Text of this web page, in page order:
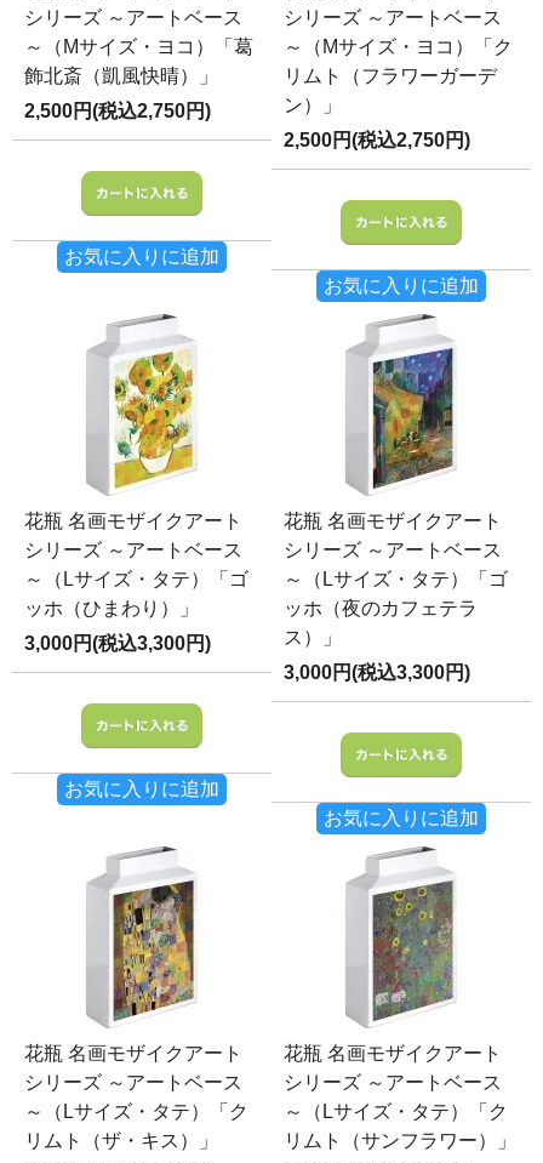
シリーズ ～アートベース
～（Mサイズ・ヨコ）「葛
飾北斎（凱風快晴）」
2,500円(税込2,750円)
お気に入りに追加
シリーズ ～アートベース
～（Mサイズ・ヨコ）「ク
リムト（フラワーガーデ
ン）」
2,500円(税込2,750円)
お気に入りに追加
花瓶 名画モザイクアート
シリーズ ～アートベース
～（Lサイズ・タテ）「ゴ
ッホ（ひまわり）」
3,000円(税込3,300円)
お気に入りに追加
花瓶 名画モザイクアート
シリーズ ～アートベース
～（Lサイズ・タテ）「ゴ
ッホ（夜のカフェテラ
ス）」
3,000円(税込3,300円)
お気に入りに追加
花瓶 名画モザイクアート
シリーズ ～アートベース
～（Lサイズ・タテ）「ク
リムト（ザ・キス）」
花瓶 名画モザイクアート
シリーズ ～アートベース
～（Lサイズ・タテ）「ク
リムト（サンフラワー）」